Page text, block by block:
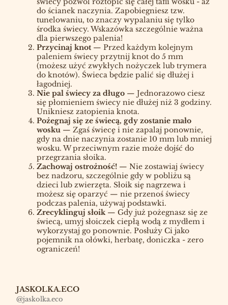
do ścianek naczynia. Zapobiegniesz tzw.
tunelowaniu, to znaczy wypalaniu się tylko
środka świecy. Wskazówka szczególnie ważna
dla pierwszego palenia!
Przycinaj knot — Przed każdym kolejnym
paleniem świecy przytnij knot do 5 mm
(możesz użyć zwykłych nożyczek lub trymera
do knotów). Świeca będzie palić się dłużej i
łagodniej.
Nie pal świecy za długo — Jednorazowo ciesz
się płomieniem świecy nie dłużej niż 3 godziny.
Unikniesz zatopienia knota.
Pożegnaj się ze świecą, gdy zostanie mało
wosku — Zgaś świecę i nie zapalaj ponownie,
gdy na dnie naczynia zostanie 10 mm lub mniej
wosku. W przeciwnym razie może dojść do
przegrzania słoika.
Zachowaj ostrożność! — Nie zostawiaj świecy
bez nadzoru, szczególnie gdy w pobliżu są
dzieci lub zwierzęta. Słoik się nagrzewa i
możesz się oparzyć — nie przenoś świecy
podczas palenia, używaj podstawki.
Zrecyklinguj słoik— Gdy już pożegnasz się ze
świecą, umyj słoiczek ciepłą wodą z mydłem i
wykorzystaj go ponownie. Posłuży Ci jako
pojemnik na ołówki, herbatę, doniczka - zero
ograniczeń!
JASKOLKA.ECO
@jaskolka.eco